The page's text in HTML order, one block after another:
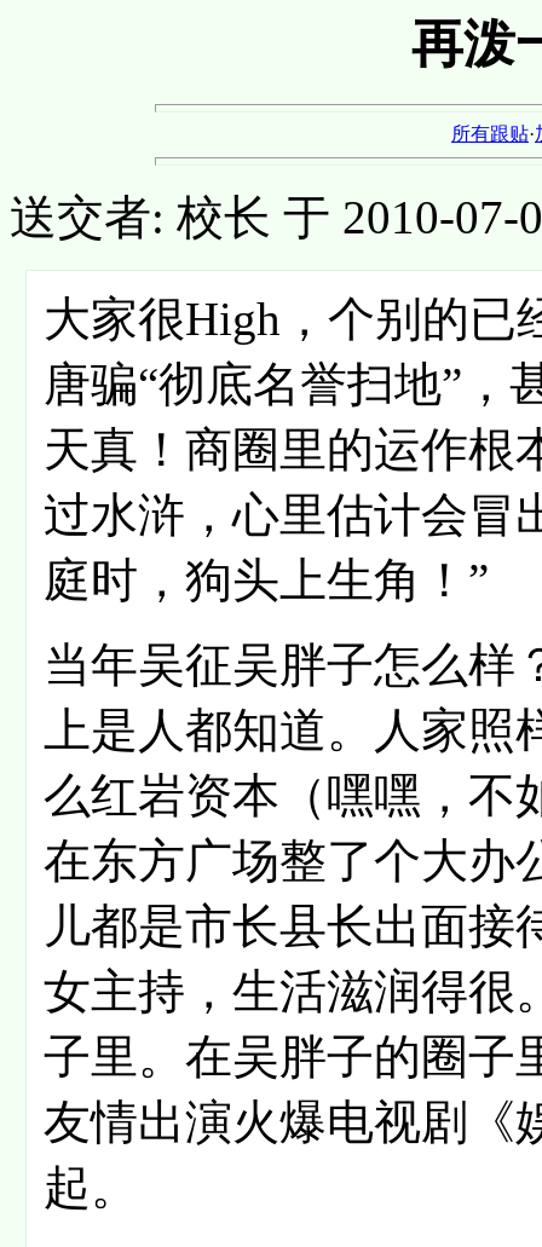
再泼
所有跟贴·
送交者: 校长 于 2010-07-
大家很High，个别的已
唐骗“彻底名誉扫地”，
天真！商圈里的运作根
过水浒，心里估计会冒
庭时，狗头上生角！”
当年吴征吴胖子怎么样
上是人都知道。人家
么红岩资本（嘿嘿，不
在东方广场整了个大办
儿都是市长县长出面接
女主持，生活滋润得很
子里。在吴胖子的圈子
友情出演火爆电视剧《
起。